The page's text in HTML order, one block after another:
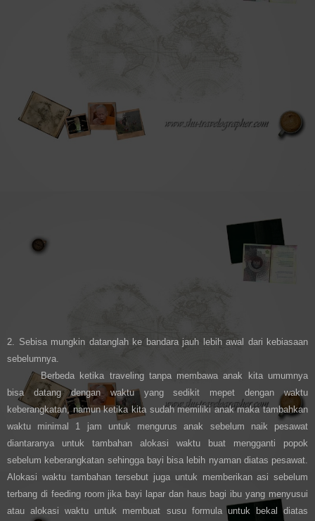
2. Sebisa mungkin datanglah ke bandara jauh lebih awal dari kebiasaan
sebelumnya.
Berbeda ketika traveling tanpa membawa anak kita umumnya
bisa datang dengan waktu yang sedikit mepet dengan waktu
keberangkatan, namun ketika kita sudah memiliki anak maka tambahkan
waktu minimal 1 jam untuk mengurus anak sebelum naik pesawat
diantaranya untuk tambahan alokasi waktu buat mengganti popok
sebelum keberangkatan sehingga bayi bisa lebih nyaman diatas pesawat.
Alokasi waktu tambahan tersebut juga untuk memberikan asi sebelum
terbang di feeding room jika bayi lapar dan haus bagi ibu yang menyusui
atau alokasi waktu untuk membuat susu formula untuk bekal diatas